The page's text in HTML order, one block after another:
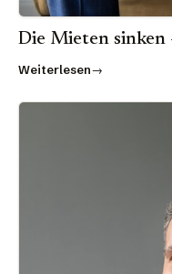
Die Mieten sinken
Weiterlesen